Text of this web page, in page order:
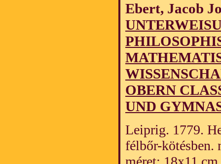
Ebert, Jacob
OBERN
UND
Leiprig. 1779.
félbőr-kötésben.